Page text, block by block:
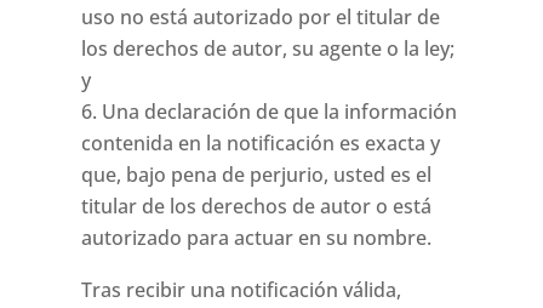
uso no está autorizado por el titular de
los derechos de autor, su agente o la ley;
y
Una declaración de que la información
contenida en la notificación es exacta y
que, bajo pena de perjurio, usted es el
titular de los derechos de autor o está
autorizado para actuar en su nombre.
Tras recibir una notificación válida,